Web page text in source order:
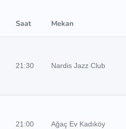
Saat Mekan
21:30 Nardis Jazz Club
21:00 Ağaç Ev Kadıköy